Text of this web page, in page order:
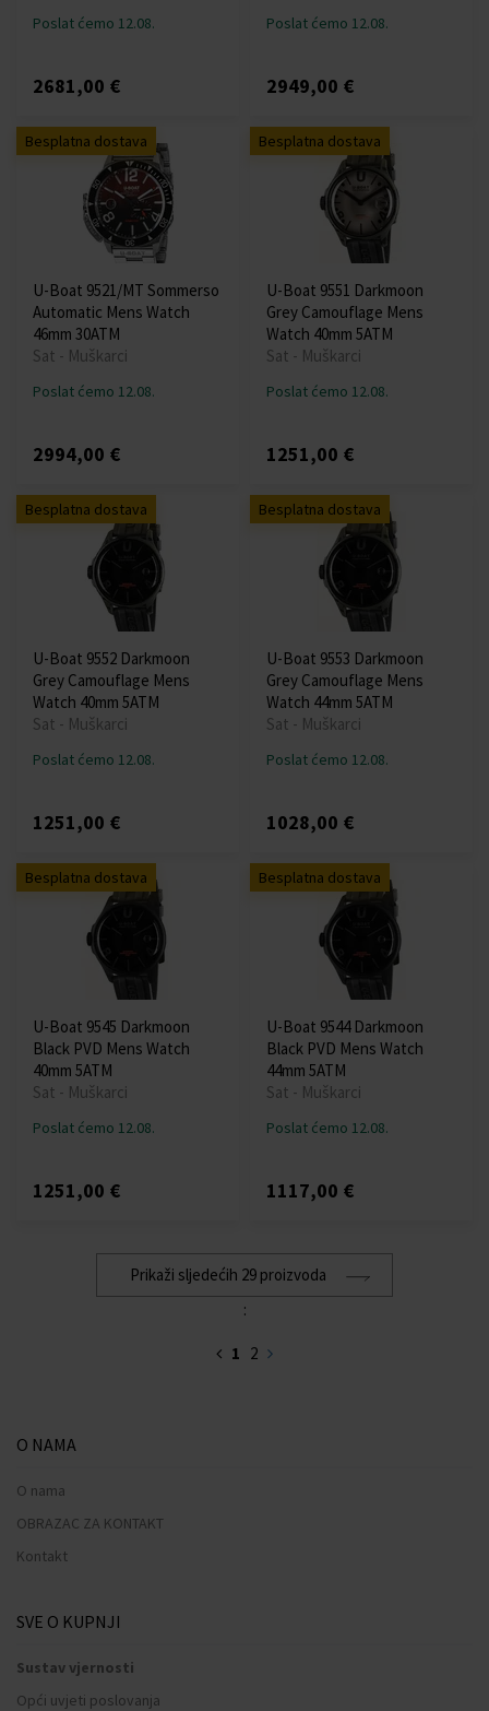
Poslat ćemo 12.08.
2681,00 €
Poslat ćemo 12.08.
2949,00 €
Besplatna dostava
U-Boat 9521/MT Sommerso
Automatic Mens Watch
46mm 30ATM
Sat - Muškarci
Poslat ćemo 12.08.
2994,00 €
Besplatna dostava
U-Boat 9551 Darkmoon
Grey Camouflage Mens
Watch 40mm 5ATM
Sat - Muškarci
Poslat ćemo 12.08.
1251,00 €
Besplatna dostava
U-Boat 9552 Darkmoon
Grey Camouflage Mens
Watch 40mm 5ATM
Sat - Muškarci
Poslat ćemo 12.08.
1251,00 €
Besplatna dostava
U-Boat 9553 Darkmoon
Grey Camouflage Mens
Watch 44mm 5ATM
Sat - Muškarci
Poslat ćemo 12.08.
1028,00 €
Besplatna dostava
U-Boat 9545 Darkmoon
Black PVD Mens Watch
40mm 5ATM
Sat - Muškarci
Poslat ćemo 12.08.
1251,00 €
Besplatna dostava
U-Boat 9544 Darkmoon
Black PVD Mens Watch
44mm 5ATM
Sat - Muškarci
Poslat ćemo 12.08.
1117,00 €
Prikaži sljedećih 29 proizvoda
:
1 2
O NAMA
O nama
OBRAZAC ZA KONTAKT
Kontakt
SVE O KUPNJI
Sustav vjernosti
Opći uvjeti poslovanja